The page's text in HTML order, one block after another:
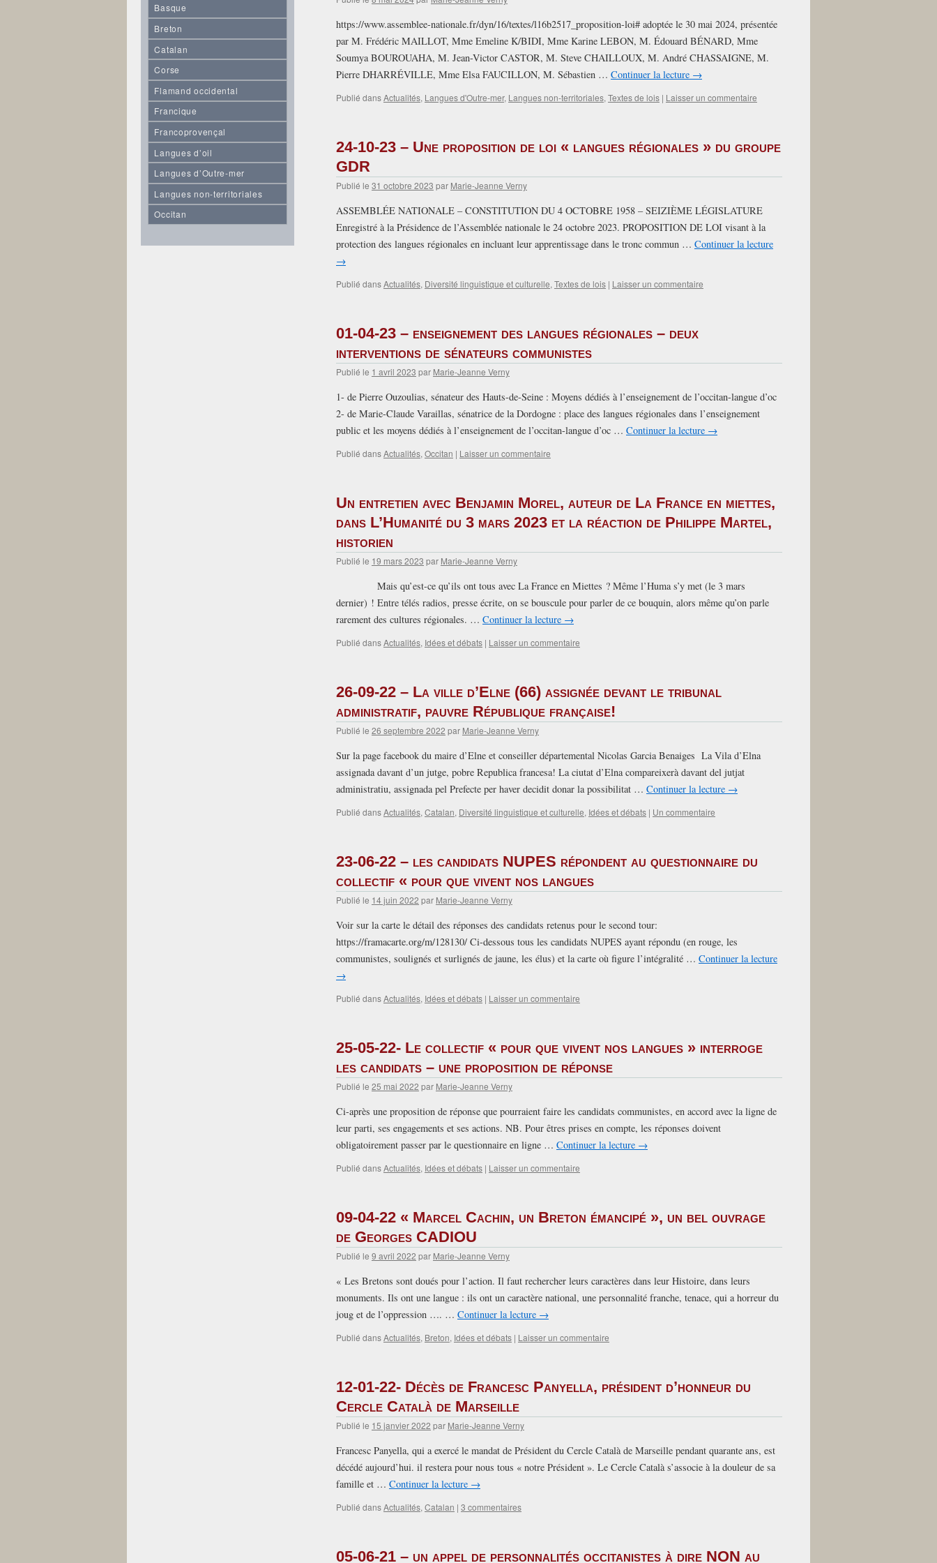
https://www.assemblee-nationale.fr/dyn/16/textes/l16b2517_proposition-loi# adoptée le 30 mai 2024, présentée
par M. Frédéric MAILLOT, Mme Emeline K/BIDI, Mme Karine LEBON, M. Édouard BÉNARD, Mme
Soumya BOUROUAHA, M. Jean-Victor CASTOR, M. Steve CHAILLOUX, M. André CHASSAIGNE, M.
Pierre DHARRÉVILLE, Mme Elsa FAUCILLON, M. Sébastien … Continuer la lecture →
Publié dansActualités, Langues d'Outre-mer, Langues non-territoriales, Textes de lois | Laisser un commentaire
24-10-23 – Une proposition de loi « langues régionales » du groupe
GDR
Publié le 31 octobre 2023 par Marie-Jeanne Verny
ASSEMBLÉE NATIONALE – CONSTITUTION DU 4 OCTOBRE 1958 – SEIZIÈME LÉGISLATURE
Enregistré à la Présidence de l’Assemblée nationale le 24 octobre 2023. PROPOSITION DE LOI visant à la
protection des langues régionales en incluant leur apprentissage dans le tronc commun … Continuer la lecture
→
Publié dansActualités, Diversité linguistique et culturelle, Textes de lois | Laisser un commentaire
01-04-23 – enseignement des langues régionales – deux
interventions de sénateurs communistes
Publié le 1 avril 2023 par Marie-Jeanne Verny
1- de Pierre Ouzoulias, sénateur des Hauts-de-Seine : Moyens dédiés à l’enseignement de l’occitan-langue d’oc
2- de Marie-Claude Varaillas, sénatrice de la Dordogne : place des langues régionales dans l’enseignement
public et les moyens dédiés à l’enseignement de l’occitan-langue d’oc … Continuer la lecture →
Publié dansActualités, Occitan | Laisser un commentaire
Un entretien avec Benjamin Morel, auteur de La France en miettes,
dans L’Humanité du 3 mars 2023 et la réaction de Philippe Martel,
historien
Publié le 19 mars 2023 par Marie-Jeanne Verny
Mais qu’est-ce qu’ils ont tous avec La France en Miettes ? Même l’Huma s’y met (le 3 mars
dernier) ! Entre télés radios, presse écrite, on se bouscule pour parler de ce bouquin, alors même qu’on parle
rarement des cultures régionales. … Continuer la lecture →
Publié dansActualités, Idées et débats | Laisser un commentaire
26-09-22 – La ville d’Elne (66) assignée devant le tribunal
administratif, pauvre République française!
Publié le 26 septembre 2022 par Marie-Jeanne Verny
Sur la page facebook du maire d’Elne et conseiller départemental Nicolas Garcia Benaiges La Vila d’Elna
assignada davant d’un jutge, pobre Republica francesa! La ciutat d’Elna compareixerà davant del jutjat
administratiu, assignada pel Prefecte per haver decidit donar la possibilitat … Continuer la lecture →
Publié dansActualités, Catalan, Diversité linguistique et culturelle, Idées et débats | Un commentaire
23-06-22 – les candidats NUPES répondent au questionnaire du
collectif « pour que vivent nos langues
Publié le 14 juin 2022 par Marie-Jeanne Verny
Voir sur la carte le détail des réponses des candidats retenus pour le second tour:
https://framacarte.org/m/128130/ Ci-dessous tous les candidats NUPES ayant répondu (en rouge, les
communistes, soulignés et surlignés de jaune, les élus) et la carte où figure l’intégralité … Continuer la lecture
→
Publié dansActualités, Idées et débats | Laisser un commentaire
25-05-22- Le collectif « pour que vivent nos langues » interroge
les candidats – une proposition de réponse
Publié le 25 mai 2022 par Marie-Jeanne Verny
Ci-après une proposition de réponse que pourraient faire les candidats communistes, en accord avec la ligne de
leur parti, ses engagements et ses actions. NB. Pour êtres prises en compte, les réponses doivent
obligatoirement passer par le questionnaire en ligne … Continuer la lecture →
Publié dansActualités, Idées et débats | Laisser un commentaire
09-04-22 « Marcel Cachin, un Breton émancipé », un bel ouvrage
de Georges CADIOU
Publié le 9 avril 2022 par Marie-Jeanne Verny
« Les Bretons sont doués pour l’action. Il faut rechercher leurs caractères dans leur Histoire, dans leurs
monuments. Ils ont une langue : ils ont un caractère national, une personnalité franche, tenace, qui a horreur du
joug et de l’oppression …. … Continuer la lecture →
Publié dansActualités, Breton, Idées et débats | Laisser un commentaire
12-01-22- Décès de Francesc Panyella, président d’honneur du
Cercle Català de Marseille
Publié le 15 janvier 2022 par Marie-Jeanne Verny
Francesc Panyella, qui a exercé le mandat de Président du Cercle Català de Marseille pendant quarante ans, est
décédé aujourd’hui. il restera pour nous tous « notre Président ». Le Cercle Català s’associe à la douleur de sa
famille et … Continuer la lecture →
Publié dansActualités, Catalan | 3 commentaires
05-06-21 – un appel de personnalités occitanistes à dire NON au
Basque
Breton
Catalan
Corse
Flamand occidental
Francique
Francoprovençal
Langues d’oil
Langues d’Outre-mer
Langues non-territoriales
Occitan